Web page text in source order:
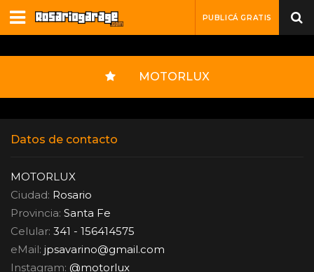
PUBLICÁ GRATIS
MOTORLUX
Datos de contacto
MOTORLUX
Ciudad: Rosario
Provincia: Santa Fe
Celular: 341 - 156414575
eMail: jpsavarino@gmail.com
Instagram: @motorlux